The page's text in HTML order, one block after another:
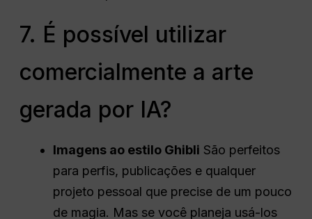
7. É possível utilizar
comercialmente a arte
gerada por IA?
Imagens ao estilo Ghibli São perfeitos
para perfis, publicações e qualquer
projeto pessoal que precise de um pouco
de magia. Mas se você planeja usá-los